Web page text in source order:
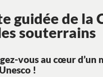
guidée de la
souterrains
vous au cœur d’un
!